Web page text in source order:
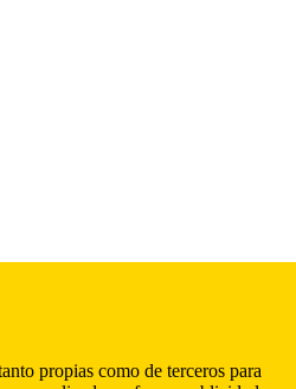
propias como de terceros para